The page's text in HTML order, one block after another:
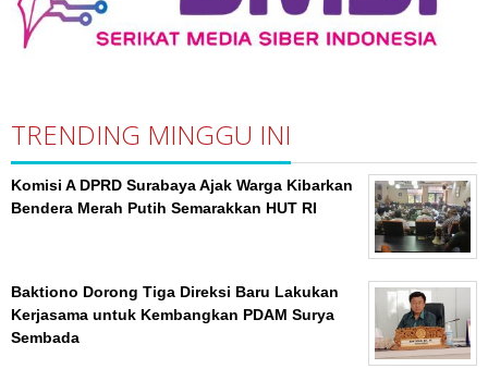
TRENDING MINGGU INI
Komisi A DPRD Surabaya Ajak Warga Kibarkan
Bendera Merah Putih Semarakkan HUT RI
Baktiono Dorong Tiga Direksi Baru Lakukan
Kerjasama untuk Kembangkan PDAM Surya
Sembada